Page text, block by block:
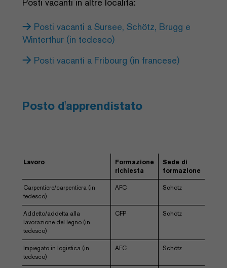
Posti vacanti a Sursee, Schötz, Brugg e
Winterthur (in tedesco)
Posti vacanti a Fribourg (in francese)
Posto d'apprendistato
Lavoro
Formazione
richiesta
Sede di
formazione
Carpentiere/carpentiera (in
tedesco)
AFC Schötz
Addetto/addetta alla
lavorazione del legno (in
tedesco)
CFP Schötz
Impiegato in logistica (in
tedesco)
AFC Schötz